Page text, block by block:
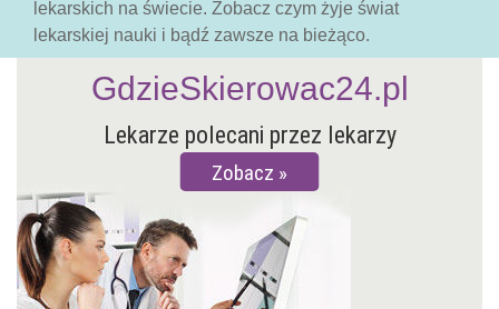
lekarskich na świecie. Zobacz czym żyje świat
lekarskiej nauki i bądź zawsze na bieżąco.
Lekarze polecani przez lekarzy
Zobacz
GdzieSkierowac24.pl